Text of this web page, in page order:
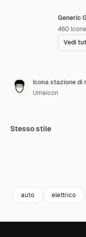
Generic
460 Icone
Vedi
Icona stazione di
Umeicon
Stesso stile
auto elettrico